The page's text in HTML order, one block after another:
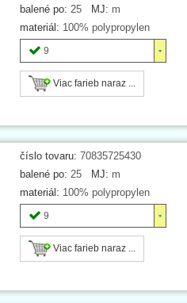
balené po: 25 MJ: m
materiál: 100% polypropylen
9
Viac farieb naraz ...
číslo tovaru: 70835725430
balené po: 25 MJ: m
materiál: 100% polypropylen
9
Viac farieb naraz ...